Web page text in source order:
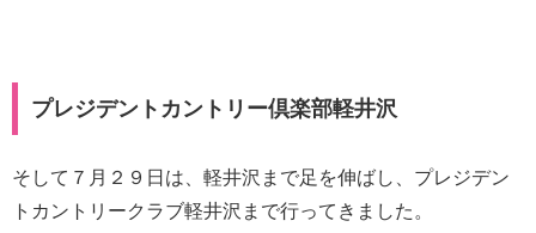
プレジデントカントリー倶楽部軽井沢
そして７月２９日は、軽井沢まで足を伸ばし、プレジデン
トカントリークラブ軽井沢まで行ってきました。